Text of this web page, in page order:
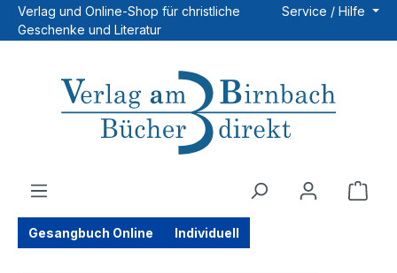
Zum Hauptinhalt springen
Verlag und Online-Shop für christliche
Geschenke und Literatur
Service / Hilfe
Gesangbuch Online Individuell